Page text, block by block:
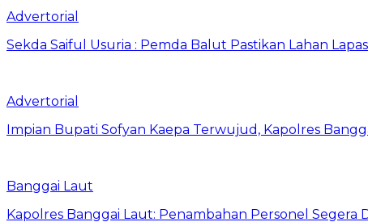
Advertorial
Sekda Saiful Usuria : Pemda Balut Pastikan Lahan
Advertorial
Impian Bupati Sofyan Kaepa Terwujud, Kapolres
Banggai Laut
Kapolres Banggai Laut: Penambahan Personel Segera